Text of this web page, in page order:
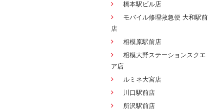
橋本駅ビル店
モバイル修理救急便 大和駅前
店
相模原駅前店
相模大野ステーションスクエ
ア店
ルミネ大宮店
川口駅前店
所沢駅前店